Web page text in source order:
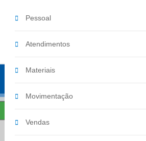
Pessoal
Atendimentos
Materiais
Movimentação
Vendas